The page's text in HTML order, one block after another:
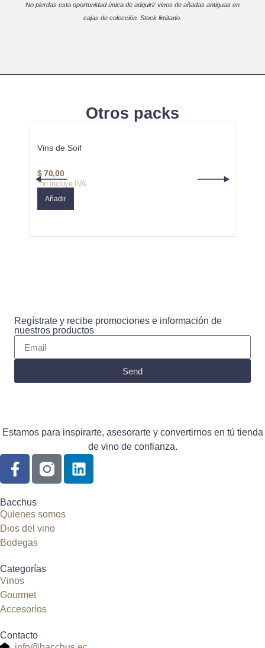
No pierdas esta oportunidad única de adquirir vinos de añadas antiguas en
cajas de colección. Stock limitado.
Otros packs
Vins de Soif
$70,00
*no incluye IVA
Añadir
Regístrate y recibe promociones e información de
nuestros productos
Send
Estamos para inspirarte, asesorarte y convertirnos en tú tienda
de vino de confianza.
Bacchus
Quienes somos
Dios del vino
Bodegas
Categorías
Vinos
Gourmet
Accesorios
Contacto